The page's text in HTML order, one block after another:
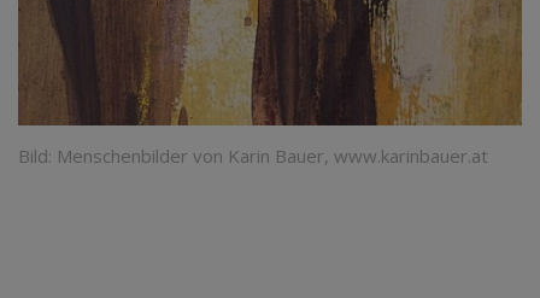
Bild: Menschenbilder von Karin Bauer, www.karinbauer.at